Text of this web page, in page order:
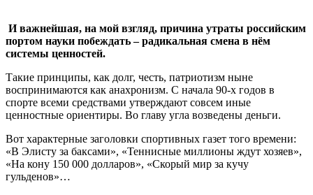
И важнейшая, на мой взгляд, причина утраты российским
портом науки побеждать – радикальная смена в нём
системы ценностей.
Такие принципы, как долг, честь, патриотизм ныне
воспринимаются как анахронизм. С начала 90-х годов в
спорте всеми средствами утверждают совсем иные
ценностные ориентиры. Во главу угла возведены деньги.
Вот характерные заголовки спортивных газет того времени:
«В Элисту за баксами», «Теннисные миллионы ждут хозяев»,
«На кону 150 000 долларов», «Скорый мир за кучу
гульденов»…